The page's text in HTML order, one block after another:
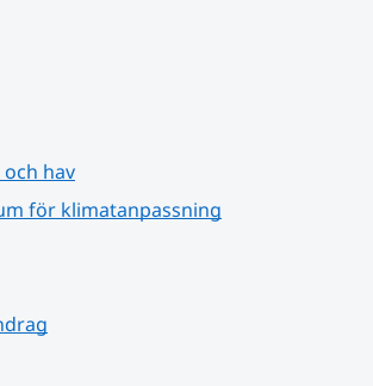
hav
för klimatanpassning